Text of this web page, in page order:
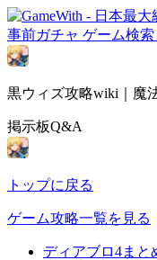
事前ガチャ ゲーム検索
黒ウィズ攻略wiki｜魔
掲示板Q&A
トップに戻る
ゲーム攻略一覧を見る
ディアブロ4まと